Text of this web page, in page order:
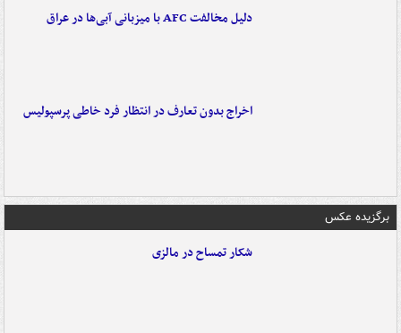
دلیل مخالفت AFC با میزبانی آبی‌ها در عراق
اخراج بدون تعارف در انتظار فرد خاطی پرسپولیس
برگزیده عکس
شکار تمساح در مالزی